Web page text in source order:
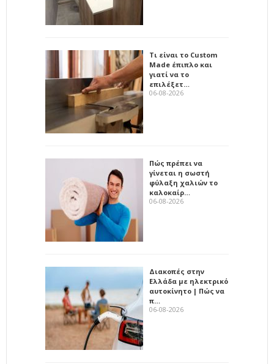
Τι είναι το Custom
Made έπιπλο και
γιατί να το
επιλέξετ…
06-08-2026
Πώς πρέπει να
γίνεται η σωστή
φύλαξη χαλιών το
καλοκαίρ…
06-08-2026
Διακοπές στην
Ελλάδα με ηλεκτρικό
αυτοκίνητο | Πώς να
π…
06-08-2026